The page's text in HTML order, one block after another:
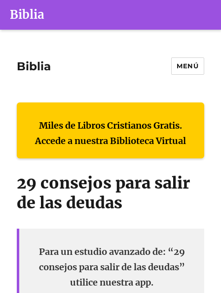
Biblia
Biblia MENÚ
Miles de Libros Cristianos Gratis.
Accede a nuestra Biblioteca Virtual
29 consejos para salir
de las deudas
Para un estudio avanzado de: “29
consejos para salir de las deudas”
utilice nuestra app.